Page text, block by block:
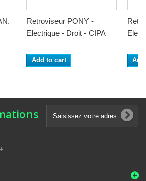
Retroviseur PONY -
Electrique - Droit - CIPA
Add to cart